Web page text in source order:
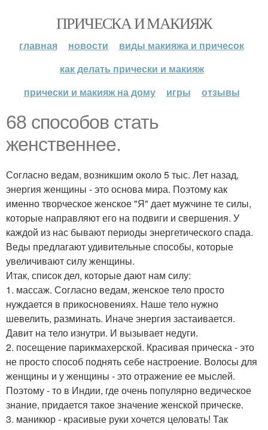
ПРИЧЕСКА И МАКИЯЖ
главная новости
виды макияжа и причесок
как делать прически и макияж
прически и макияж на дому
игры отзывы
68 способов стать
женственнее.
Согласно ведам, возникшим около 5 тыс. Лет назад,
энергия женщины - это основа мира. Поэтому как
именно творческое женское "Я" дает мужчине те силы,
которые направляют его на подвиги и свершения. У
каждой из нас бывают периоды энергетического спада.
Веды предлагают удивительные способы, которые
увеличивают силу женщины.
Итак, список дел, которые дают нам силу:
1. массаж. Согласно ведам, женское тело просто
нуждается в прикосновениях. Наше тело нужно
шевелить, разминать. Иначе энергия застаивается.
Давит на тело изнутри. И вызывает недуги.
2. посещение парикмахерской. Красивая прическа - это
не просто способ поднять себе настроение. Волосы для
женщины и у женщины - это отражение ее мыслей.
Поэтому - то в Индии, где очень популярно ведическое
знание, придается такое значение женской прическе.
3. маникюр - красивые руки хочется целовать! Так